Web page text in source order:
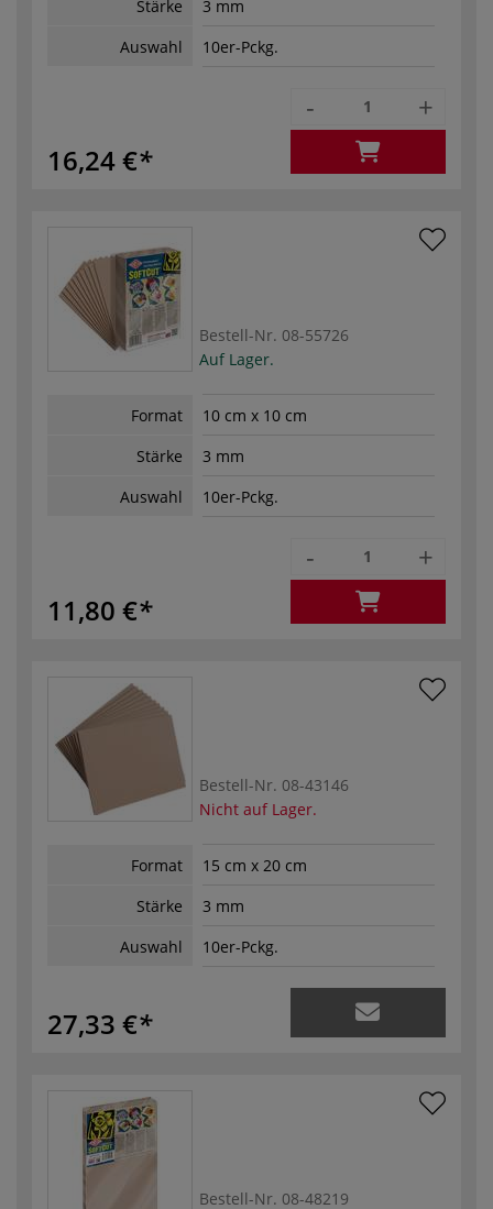
Stärke
3 mm
Auswahl
10er-Pckg.
16,24 €
- +
Bestell-Nr. 08-55726
Auf Lager.
Format
10 cm x 10 cm
Stärke
3 mm
Auswahl
10er-Pckg.
11,80 €
- +
Bestell-Nr. 08-43146
Nicht auf Lager.
Format
15 cm x 20 cm
Stärke
3 mm
Auswahl
10er-Pckg.
27,33 €
Bestell-Nr. 08-48219